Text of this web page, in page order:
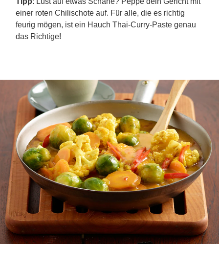
einer roten Chilischote auf. Für alle, die es richtig
feurig mögen, ist ein Hauch Thai-Curry-Paste genau
das Richtige!